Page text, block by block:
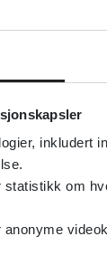
inkludert
om